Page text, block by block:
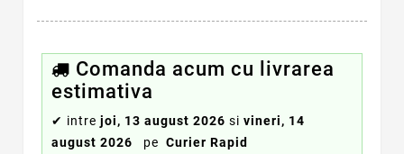
Comanda acum cu livrarea
estimativa
✔ intre joi, 13 august 2026 si vineri, 14
august 2026
pe Curier Rapid